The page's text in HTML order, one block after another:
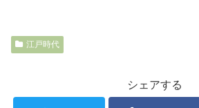
江戸時代
シェアする